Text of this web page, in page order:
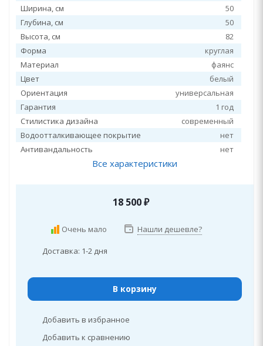
Ширина, см
50
Глубина, см
50
Высота, см
82
Форма
круглая
Материал
фаянс
Цвет
белый
Ориентация
универсальная
Гарантия
1 год
Стилистика дизайна
современный
Водоотталкивающее покрытие
нет
Антивандальность
нет
Все характеристики
18 500₽
Очень мало Нашли дешевле?
Доставка: 1-2 дня
В корзину
Добавить в избранное
Добавить к сравнению